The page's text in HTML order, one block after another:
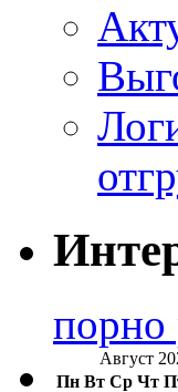
порно
Август
Пн Вт Ср Чт